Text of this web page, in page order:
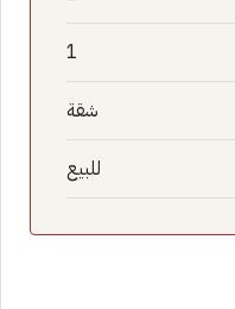
1
شقة
للبيع